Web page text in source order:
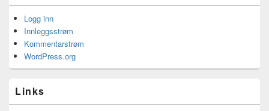
Logg inn
Innleggsstrøm
Kommentarstrøm
WordPress.org
Links